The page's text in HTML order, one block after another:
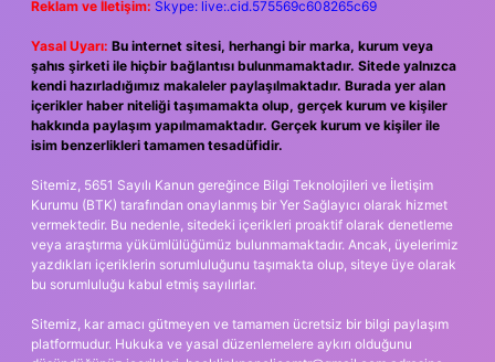
Reklam ve İletişim: Skype: live:.cid.575569c608265c69
Yasal Uyarı: Bu internet sitesi, herhangi bir marka, kurum veya
şahıs şirketi ile hiçbir bağlantısı bulunmamaktadır. Sitede yalnızca
kendi hazırladığımız makaleler paylaşılmaktadır. Burada yer alan
içerikler haber niteliği taşımamakta olup, gerçek kurum ve kişiler
hakkında paylaşım yapılmamaktadır. Gerçek kurum ve kişiler ile
isim benzerlikleri tamamen tesadüfidir.
Sitemiz, 5651 Sayılı Kanun gereğince Bilgi Teknolojileri ve İletişim
Kurumu (BTK) tarafından onaylanmış bir Yer Sağlayıcı olarak hizmet
vermektedir. Bu nedenle, sitedeki içerikleri proaktif olarak denetleme
veya araştırma yükümlülüğümüz bulunmamaktadır. Ancak, üyelerimiz
yazdıkları içeriklerin sorumluluğunu taşımakta olup, siteye üye olarak
bu sorumluluğu kabul etmiş sayılırlar.
Sitemiz, kar amacı gütmeyen ve tamamen ücretsiz bir bilgi paylaşım
platformudur. Hukuka ve yasal düzenlemelere aykırı olduğunu